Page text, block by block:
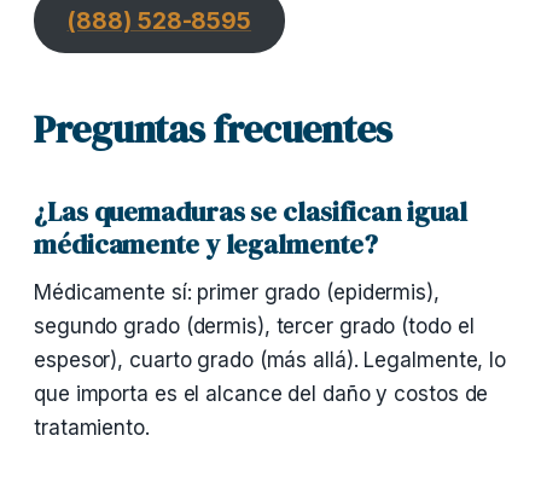
(888) 528-8595
Preguntas frecuentes
¿Las quemaduras se clasifican igual
médicamente y legalmente?
Médicamente sí: primer grado (epidermis),
segundo grado (dermis), tercer grado (todo el
espesor), cuarto grado (más allá). Legalmente, lo
que importa es el alcance del daño y costos de
tratamiento.